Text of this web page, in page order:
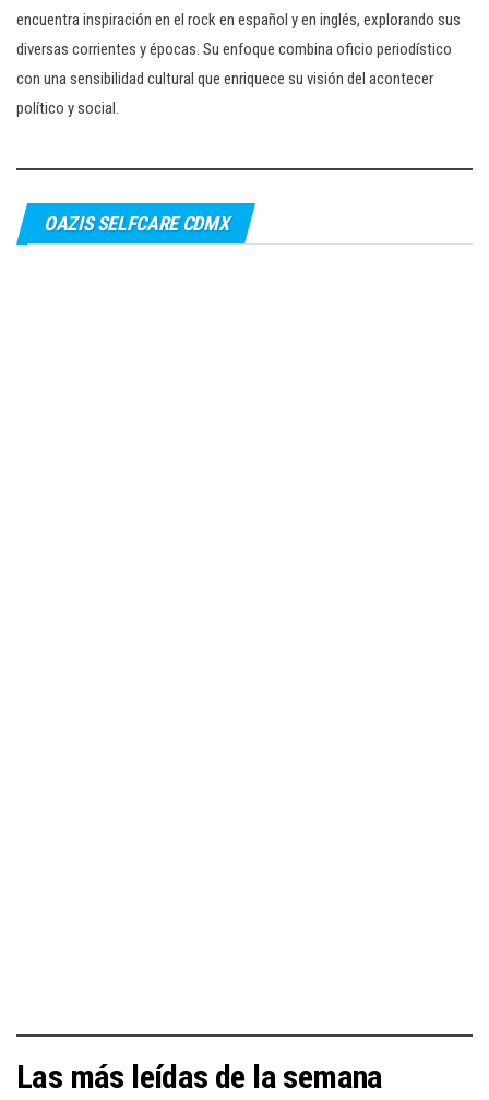
encuentra inspiración en el rock en español y en inglés, explorando sus
diversas corrientes y épocas. Su enfoque combina oficio periodístico
con una sensibilidad cultural que enriquece su visión del acontecer
político y social.
OAZIS SELFCARE CDMX
Las más leídas de la semana